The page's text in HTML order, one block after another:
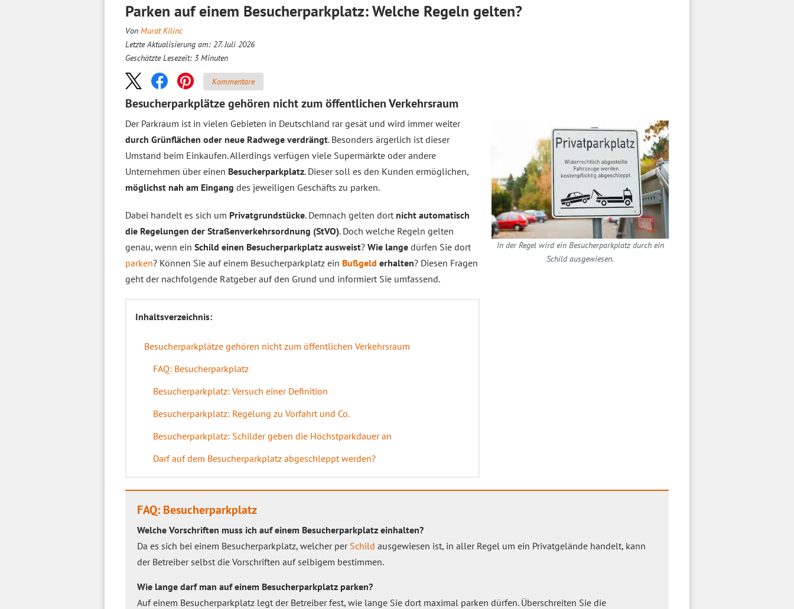
Parken auf einem Besucherparkplatz: Welche Regeln gelten?
Von Murat Kilinc
Letzte Aktualisierung am: 27. Juli 2026
Geschätzte Lesezeit: 3 Minuten
Kommentare
Besucherparkplätze gehören nicht zum öffentlichen Verkehrsraum
In der Regel wird ein Besucherparkplatz durch ein
Schild ausgewiesen.
Der Parkraum ist in vielen Gebieten in Deutschland rar gesät und wird immer weiter
durch Grünflächen oder neue Radwege verdrängt. Besonders ärgerlich ist dieser
Umstand beim Einkaufen. Allerdings verfügen viele Supermärkte oder andere
Unternehmen über einen Besucherparkplatz. Dieser soll es den Kunden ermöglichen,
möglichst nah am Eingang des jeweiligen Geschäfts zu parken.
Dabei handelt es sich um Privatgrundstücke. Demnach gelten dort nicht automatisch
die Regelungen der Straßenverkehrsordnung (StVO). Doch welche Regeln gelten
genau, wenn ein Schild einen Besucherparkplatz ausweist? Wie lange dürfen Sie dort
parken? Können Sie auf einem Besucherparkplatz ein Bußgeld erhalten? Diesen Fragen
geht der nachfolgende Ratgeber auf den Grund und informiert Sie umfassend.
Inhaltsverzeichnis:
Besucherparkplätze gehören nicht zum öffentlichen Verkehrsraum
FAQ: Besucherparkplatz
Besucherparkplatz: Versuch einer Definition
Besucherparkplatz: Regelung zu Vorfahrt und Co.
Besucherparkplatz: Schilder geben die Höchstparkdauer an
Darf auf dem Besucherparkplatz abgeschleppt werden?
FAQ: Besucherparkplatz
Welche Vorschriften muss ich auf einem Besucherparkplatz einhalten?
Da es sich bei einem Besucherparkplatz, welcher per Schild ausgewiesen ist, in aller Regel um ein Privatgelände handelt, kann
der Betreiber selbst die Vorschriften auf selbigem bestimmen.
Wie lange darf man auf einem Besucherparkplatz parken?
Auf einem Besucherparkplatz legt der Betreiber fest, wie lange Sie dort maximal parken dürfen. Überschreiten Sie die